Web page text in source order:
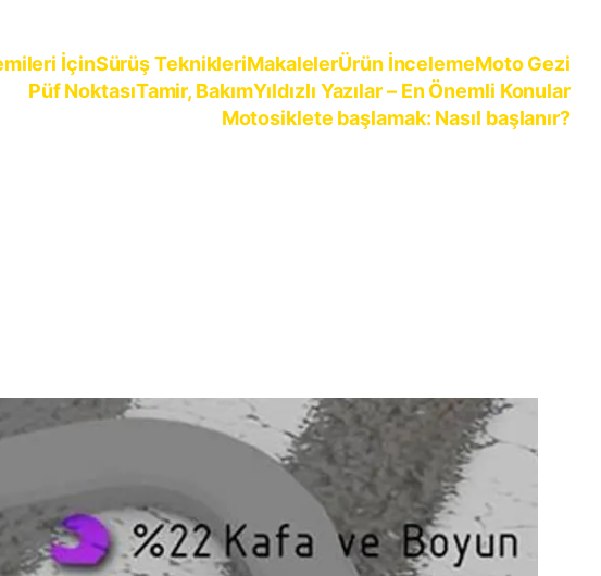
İçinSürüş TeknikleriMakalelerÜrün İncelemeMoto Gezi
Püf NoktasıTamir, BakımYıldızlı Yazılar – En Önemli Konular
Motosiklete başlamak: Nasıl başlanır?